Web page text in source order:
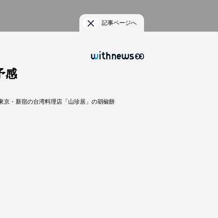
記事ページへ
感
京・新宿の台湾料理店「山珍居」の胡椒餅